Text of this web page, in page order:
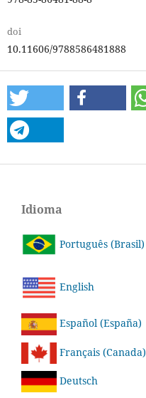
doi
10.11606/9788586481888
Idioma
Português (Brasil)
English
Español (España)
Français (Canada)
Deutsch